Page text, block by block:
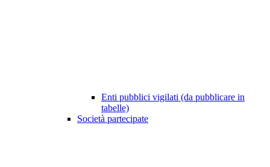
Enti pubblici vigilati (da pubblicare in
tabelle)
Società partecipate